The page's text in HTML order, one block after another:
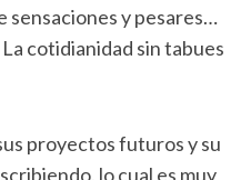
sensaciones y pesares…
cotidianidad sin tabues
proyectos futuros y su
lo cual es muy